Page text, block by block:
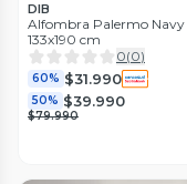
DIB
Alfombra Palermo Navy
133x190 cm
0(0)
60% $31.990
50% $39.990
$79.990